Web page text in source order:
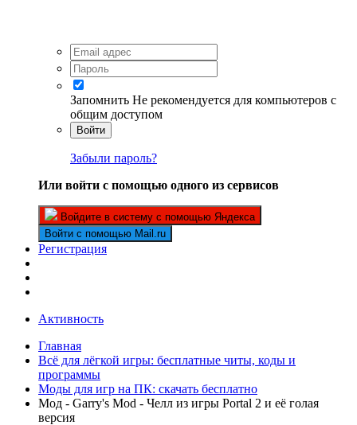
Запомнить Не рекомендуется для компьютеров с
общим доступом
Войти
Забыли пароль?
Или войти с помощью одного из сервисов
Войдите в систему с помощью Яндекса
Войти с помощью Mail.ru
Регистрация
Активность
Главная
Всё для лёгкой игры: бесплатные читы, коды и
программы
Моды для игр на ПК: скачать бесплатно
Мод - Garry's Mod - Челл из игры Portal 2 и её голая
версия